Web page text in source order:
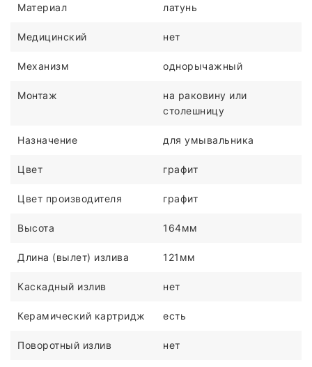
Материал латунь
Медицинский нет
Механизм однорычажный
Монтаж
на раковину или
столешницу
Назначение для умывальника
Цвет графит
Цвет производителя графит
Высота 164мм
Длина (вылет) излива 121мм
Каскадный излив нет
Керамический картридж есть
Поворотный излив нет